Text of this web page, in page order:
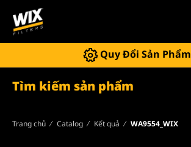
Quy Đổi Sản Phẩm
Tìm kiếm sản phẩm
Trang chủ Catalog Kết quả WA9554_WIX